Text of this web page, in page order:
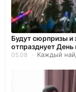
Будут сюрпризы и
отпразднует День
05.08 Каждый